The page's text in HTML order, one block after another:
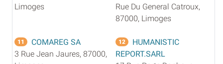
Limoges
Rue Du General Catroux,
87000, Limoges
11
COMAREG SA
3 Rue Jean Jaures, 87000,
12
HUMANISTIC
REPORT.SARL